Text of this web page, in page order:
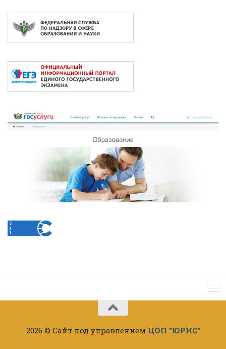
2026 © Сайт под управлением ЦОП "ЮРИС"